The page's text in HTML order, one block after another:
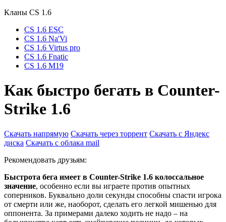
Кланы СS 1.6
CS 1.6 ESC
CS 1.6 Na'Vi
CS 1.6 Virtus pro
CS 1.6 Fnatic
CS 1.6 M19
Как быстро бегать в Counter-
Strike 1.6
Скачать напрямую Скачать через торрент Скачать с Яндекс
диска Скачать с облака mail
Рекомендовать друзьям:
Быстрота бега имеет в Counter-Strike 1.6 колоссальное
значение, особенно если вы играете против опытных
соперников. Буквально доли секунды способны спасти игрока
от смерти или же, наоборот, сделать его легкой мишенью для
оппонента. За примерами далеко ходить не надо – на